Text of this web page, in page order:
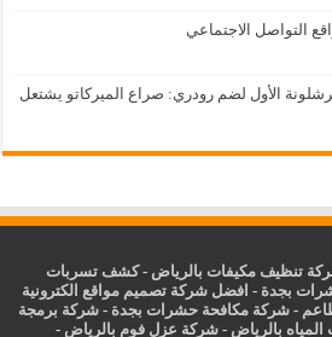
التواصل الاجتماعي
الأول لضم رودري: صراع الميركاتو يشتعل
تنظيف مكيفات بالرياض -كشف تسربات
بجدة - افضل شركة تصميم مواقع الكترونية
-شركة مكافحة حشرات بجدة -شركة برمجة
بالرياض -شركة عزل فوم بالرياض -